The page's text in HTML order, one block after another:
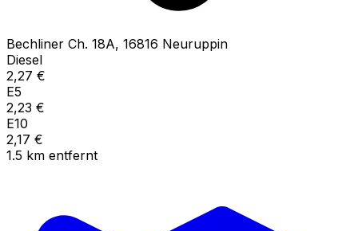
Bechliner Ch. 18A, 16816 Neuruppin
Diesel
2,27 €
E5
2,23 €
E10
2,17 €
1.5 km entfernt